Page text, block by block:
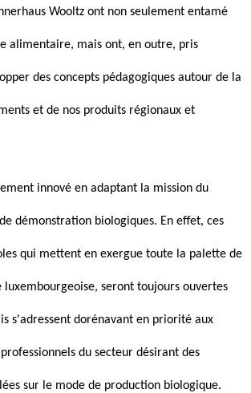
Wooltz ont non seulement entamé
alimentaire, mais ont, en outre, pris
des concepts pédagogiques autour de la
et de nos produits régionaux et
innové en adaptant la mission du
démonstration biologiques. En effet, ces
qui mettent en exergue toute la palette de
seront toujours ouvertes
s'adressent dorénavant en priorité aux
du secteur désirant des
sur le mode de production biologique.